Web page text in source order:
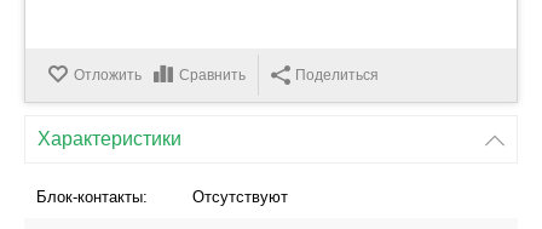
Отложить Сравнить Поделиться
Характеристики
Блок-контакты: Отсутствуют